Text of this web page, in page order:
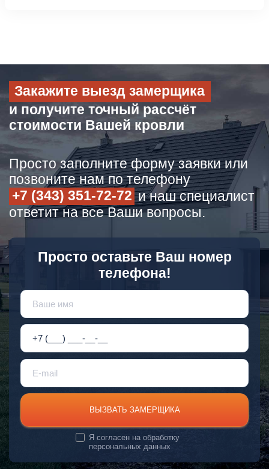
Закажите выезд замерщика
и получите точный рассчёт
стоимости Вашей кровли
Просто заполните форму заявки или
позвоните нам по телефону
+7 (343) 351-72-72 и наш специалист
ответит на все Ваши вопросы.
Просто оставьте Ваш номер
телефона!
ВЫЗВАТЬ ЗАМЕРЩИКА
Я согласен наобработку
персональных данных